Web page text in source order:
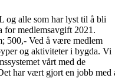
og alle som har lyst til å bli
for medlemsavgift 2021.
500,- Ved å være medlem
og aktiviteter i bygda. Vi
vårt med de
har vært gjort en jobb med